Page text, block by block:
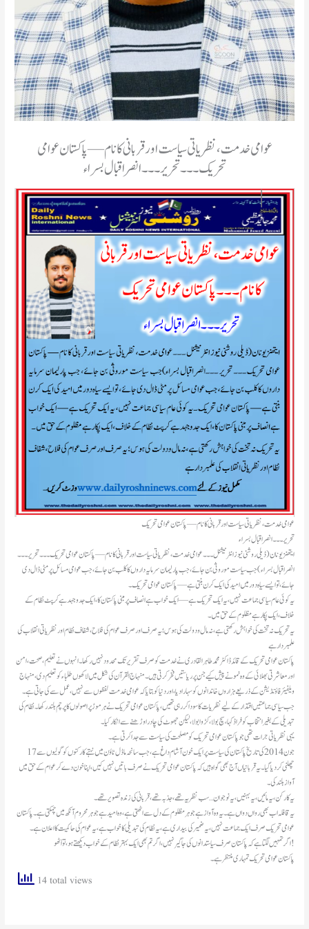
عوامی خدمت، نظریاتی سیاست اور قربانی کا نام — پاکستان عوامی
تحریک۔۔۔تحریر ۔۔۔انصر اقبال بسراء
عوامی خدمت، نظریاتی سیاست اور قربانی کا نام — پاکستان عوامی تحریک
تحریر ۔۔۔انصر اقبال بسراء
ایتھنزیونان(ڈیلی روشنی نیوز انٹرنیشنل ۔۔۔ عوامی خدمت، نظریاتی سیاست اور قربانی کا نام — پاکستان عوامی تحریک۔۔۔ تحریر ۔۔۔
انصر اقبال بسراء)جب سیاست موروثی بن جائے، جب پارلیمان سرمایہ داروں کا کلب بن جائے، جب عوامی مسائل پر مٹی ڈال دی
جائے، تو ایسے سیاہ دور میں امید کی ایک کرن بنتی ہے — پاکستان عوامی تحریک۔
یہ کوئی عام سیاسی جماعت نہیں، یہ ایک تحریک ہے — ایک خواب ہے انصاف پر مبنی پاکستان کا، ایک جدوجہد ہے کرپٹ نظام کے
خلاف، ایک پکار ہے مظلوم کے حق میں۔
یہ تحریک نہ تخت کی خواہش رکھتی ہے، نہ مال و دولت کی ہوس؛ یہ صرف اور صرف عوام کی فلاح، شفاف نظام اور نظریاتی انقلاب کی
علمبردار ہے
پاکستان عوامی تحریک کے قائد ڈاکٹر محمد طاہرالقادری نے خدمت کو صرف تقریر تک محدود نہیں رکھا۔ انہوں نے تعلیم، صحت، امن
اور معاشرتی بھلائی کے وہ نمونے پیش کیے جن پر ریاستیں فخر کرتی ہیں۔ منہاج القرآن کی شکل میں لاکھوں طلباء کو تعلیم دی، منہاج
ویلفیئر فاؤنڈیشن کے ذریعے ہزاروں خاندانوں کو سہارا دیا، اور دنیا کو بتایا کہ عوامی خدمت لفظوں سے نہیں، عمل سے کی جاتی ہے۔
جب سیاسی جماعتیں اقتدار کے لیے نظریات کا سودا کر رہی تھیں، پاکستان عوامی تحریک نے ہر موڑ پر اصولوں کا پرچم بلند رکھا۔ نظام کی
تبدیلی کے بغیر انتخاب کو فراڈ کہا، سچ بولا، کڑوا بولا، لیکن جھوٹ کی چادر اوڑھنے سے انکار کیا۔
یہی نظریاتی جرات تھی جو پاکستان عوامی تحریک کو مصلحت کی سیاست سے جدا کرتی ہے۔
17 جون 2014 کی تاریخ پاکستان کی سیاست پر ایک خون آشام داغ ہے، جب سانحہ ماڈل ٹاؤن میں نہتے کارکنوں کو گولیوں سے
چھلنی کر دیا گیا۔ یہ قربانیاں آج بھی گواہ ہیں کہ پاکستان عوامی تحریک نے صرف باتیں نہیں کیں، اپنا خون دے کر عوام کے حق میں
آواز بلند کی۔
یہ کارکن، یہ مائیں، یہ بہنیں، یہ نوجوان… سب نظریہ تھے، جذبہ تھے، قربانی کی زندہ تصویر تھے۔
یہ قافلہ اب بھی رواں دواں ہے۔ یہ وہ آواز ہے جو ہر مظلوم کے دل سے اٹھتی ہے، وہ امید ہے جو ہر محروم آنکھ میں چمکتی ہے۔ پاکستان
عوامی تحریک صرف ایک جماعت نہیں، یہ ضمیر کی بیداری ہے، یہ نظام کی تبدیلی کا خواب ہے، یہ عوام کی حاکمیت کا اعلان ہے۔
اگر تمہیں لگتا ہے کہ پاکستان صرف سیاستدانوں کی جاگیر نہیں، اگر تم بھی ایک بہتر نظام کے خواب دیکھتے ہو، تو اُٹھو!
پاکستان عوامی تحریک تمہاری منتظر ہے۔
14 total views